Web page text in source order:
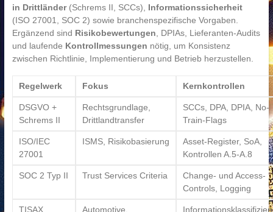
in Drittländer(Schrems II, SCCs), Informationssicherheit
(ISO 27001, SOC 2) sowie branchenspezifische Vorgaben.
Ergänzend sind Risikobewertungen , DPIAs, Lieferanten-Audits
und laufende Kontrollmessungen nötig, um Konsistenz
zwischen Richtlinie, Implementierung und Betrieb herzustellen.
Regelwerk Fokus Kernkontrollen
DSGVO +
Schrems II
Rechtsgrundlage,
Drittlandtransfer
SCCs, DPA, DPIA, No-
Train-Flags
ISO/IEC
27001
ISMS, Risikobasierung
Asset-Register, SoA,
Kontrollen A.5-A.8
SOC 2 Typ II Trust Services Criteria
Change- und Access-
Controls, Logging
TISAX
Automotive,